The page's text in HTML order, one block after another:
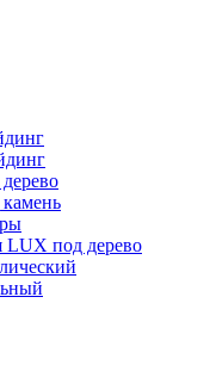
LUX под дерево